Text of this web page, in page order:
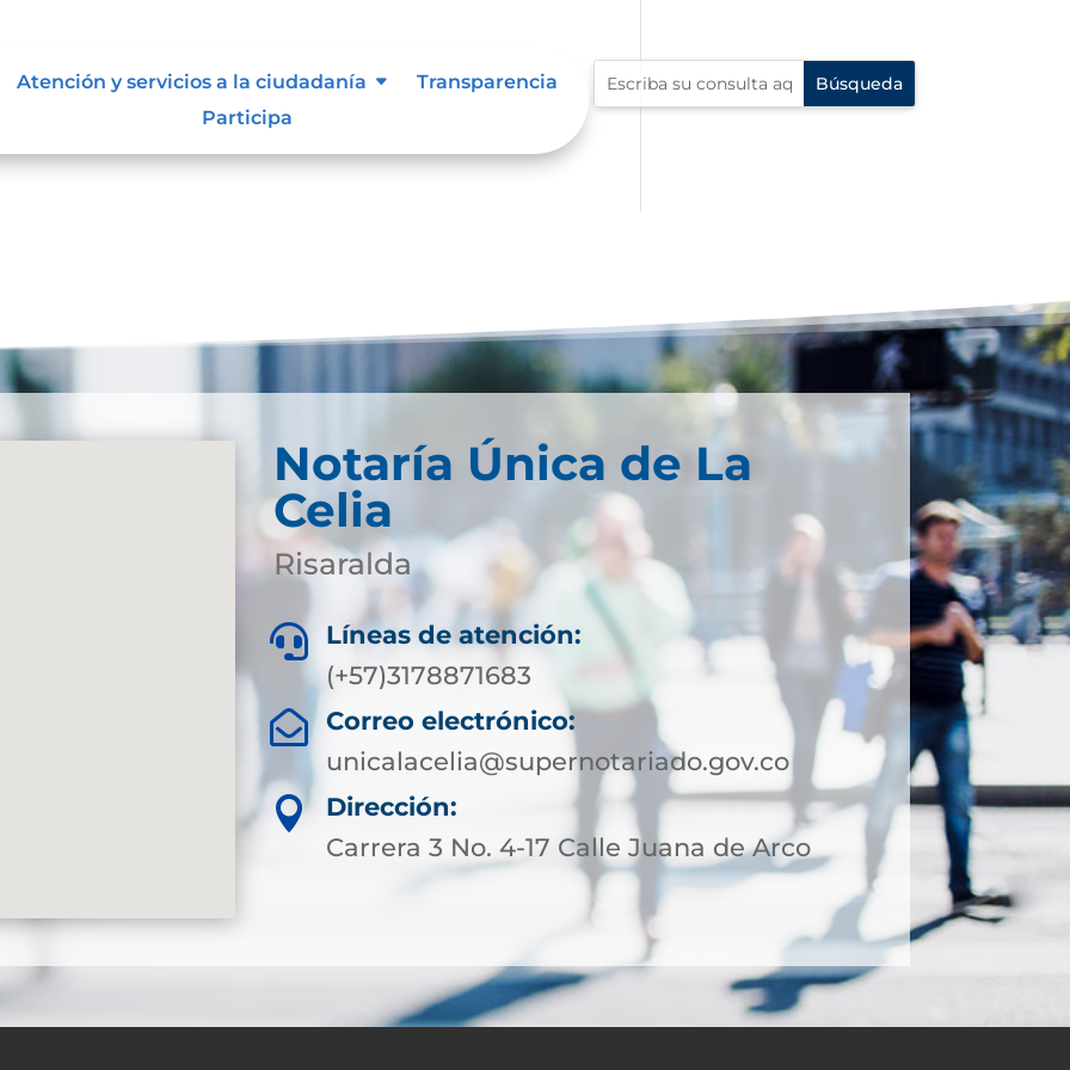
Atención y servicios a la ciudadanía
Transparencia
Participa
Notaría Única de La
Celia
Risaralda

Líneas de atención:
(+57)3178871683

Correo electrónico:
unicalacelia@supernotariado.gov.co

Dirección:
Carrera 3 No. 4-17 Calle Juana de Arco